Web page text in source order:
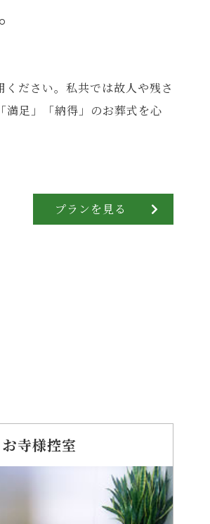
ださい。私共では故人や残さ
足」「納得」のお葬式を心
プランを見る
お寺様控室